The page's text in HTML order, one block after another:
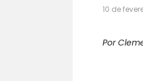
10 de
Por